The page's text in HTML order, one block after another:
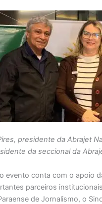
presidente da Abrajet
da seccional da
evento conta com o apoio
parceiros
de Jornalismo, o